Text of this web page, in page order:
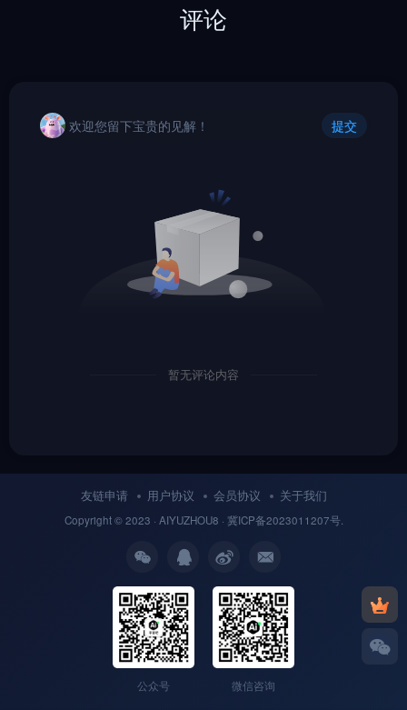
评论
欢迎您留下宝贵的见解！ 提交
暂无评论内容
友链申请 用户协议 会员协议 关于我们
Copyright © 2023 · AIYUZHOU8 · 冀ICP备2023011207号.
公众号 微信咨询